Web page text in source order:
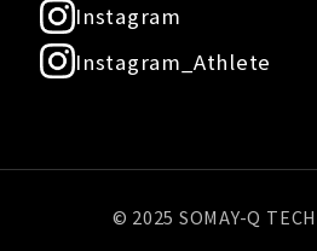
Instagram
Instagram_Athlete
© 2025 SOMAY-Q